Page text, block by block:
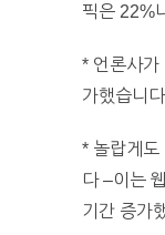
픽은 22%
* 언론사가
가했습니
* 놀랍게도
다 –이는
기간 증가